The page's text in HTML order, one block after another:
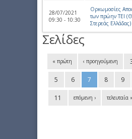
28/07/2021
09:30 - 10:30
Ορκωμοσίες
των πρώην ΤΕΙ
Στερεάς Ελλάδας)
Σελίδες
« πρώτη ‹ προηγούμενη
5 6 7 8 9
11 επόμενη › τελευταία »